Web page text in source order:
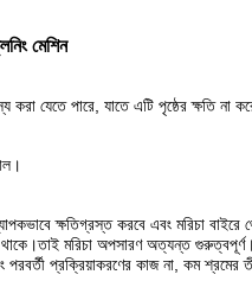
মেশিন
পারে, যাতে এটি পৃষ্ঠের ক্ষতি না
ক্ষতিগ্রস্ত করবে এবং মরিচা
মরিচা অপসারণ অত্যন্ত
পরবর্তী প্রক্রিয়াকরণের কাজ না, কম শ্রমের